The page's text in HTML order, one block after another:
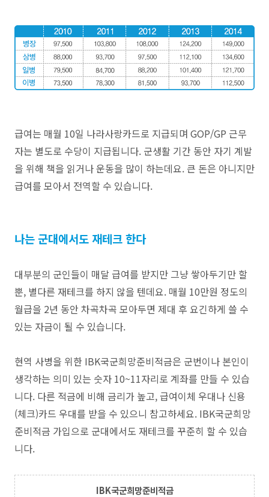
급여는 매월 10일 나라사랑카드로 지급되며 GOP/GP 근무
자는 별도로 수당이 지급됩니다. 군생활 기간 동안 자기 계발
을 위해 책을 읽거나 운동을 많이 하는데요. 큰 돈은 아니지만
급여를 모아서 전역할 수 있습니다.
나는 군대에서도 재테크 한다
대부분의 군인들이 매달 급여를 받지만 그냥 쌓아두기만 할
뿐, 별다른 재테크를 하지 않을 텐데요. 매월 10만원 정도의
월급을 2년 동안 차곡차곡 모아두면 제대 후 요긴하게 쓸 수
있는 자금이 될 수 있습니다.
현역 사병을 위한 IBK국군희망준비적금은 군번이나 본인이
생각하는 의미 있는 숫자 10~11자리로 계좌를 만들 수 있습
니다. 다른 적금에 비해 금리가 높고, 급여이체 우대나 신용
(체크)카드 우대를 받을 수 있으니 참고하세요. IBK국군희망
준비적금 가입으로 군대에서도 재테크를 꾸준히 할 수 있습
니다.
IBK국군희망준비적금